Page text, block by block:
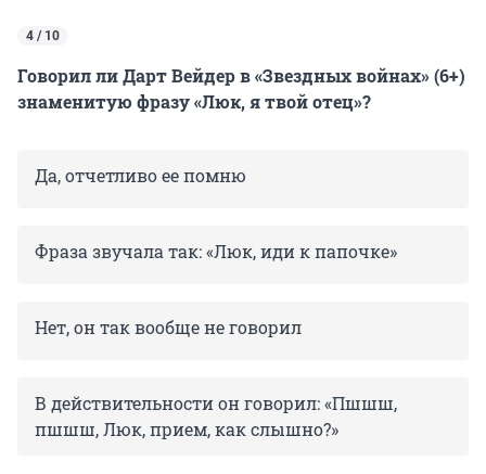
4 / 10
Говорил ли Дарт Вейдер в «Звездных войнах» (6+)
знаменитую фразу «Люк, я твой отец»?
Да, отчетливо ее помню
Фраза звучала так: «Люк, иди к папочке»
Нет, он так вообще не говорил
В действительности он говорил: «Пшшш,
пшшш, Люк, прием, как слышно?»